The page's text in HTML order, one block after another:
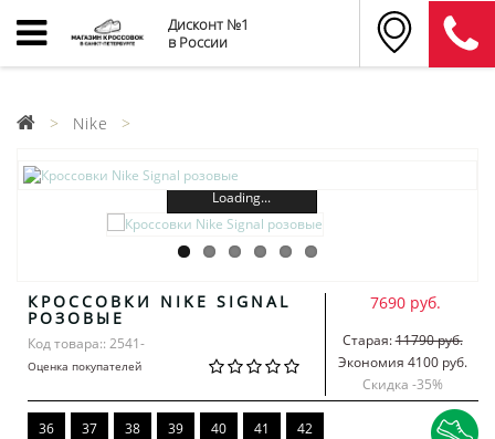
Дисконт №1
в России
Nike
Loading...
КРОССОВКИ NIKE SIGNAL
РОЗОВЫЕ
Код товара:: 2541-
Оценка покупателей
7690 руб.
Старая:11790 руб.
Экономия 4100 руб.
Скидка -35%
36 37 38 39 40 41 42